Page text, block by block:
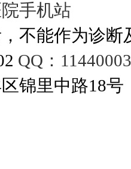
手机站
不能作为诊
QQ：
锦里中路18